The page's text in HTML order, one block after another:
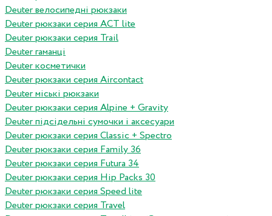
Deuter велосипедні рюкзаки
Deuter рюкзаки серия ACT lite
Deuter рюкзаки серия Trail
Deuter гаманці
Deuter косметички
Deuter рюкзаки серия Aircontact
Deuter міські рюкзаки
Deuter рюкзаки серия Alpine + Gravity
Deuter підсідельні сумочки і аксесуари
Deuter рюкзаки серия Classic + Spectro
Deuter рюкзаки серия Family 36
Deuter рюкзаки серия Futura 34
Deuter рюкзаки серия Hip Packs 30
Deuter рюкзаки серия Speed lite
Deuter рюкзаки серия Travel